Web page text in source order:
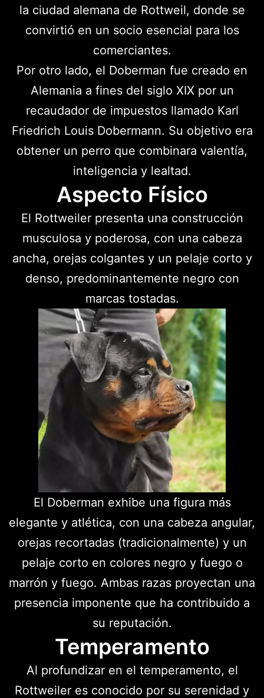
la ciudad alemana de Rottweil, donde se
convirtió en un socio esencial para los
comerciantes.
Por otro lado, el Doberman fue creado en
Alemania a fines del siglo XIX por un
recaudador de impuestos llamado Karl
Friedrich Louis Dobermann. Su objetivo era
obtener un perro que combinara valentía,
inteligencia y lealtad.
Aspecto Físico
El Rottweiler presenta una construcción
musculosa y poderosa, con una cabeza
ancha, orejas colgantes y un pelaje corto y
denso, predominantemente negro con
marcas tostadas.
El Doberman exhibe una figura más
elegante y atlética, con una cabeza angular,
orejas recortadas (tradicionalmente) y un
pelaje corto en colores negro y fuego o
marrón y fuego. Ambas razas proyectan una
presencia imponente que ha contribuido a
su reputación.
Temperamento
Al profundizar en el temperamento, el
Rottweiler es conocido por su serenidad y